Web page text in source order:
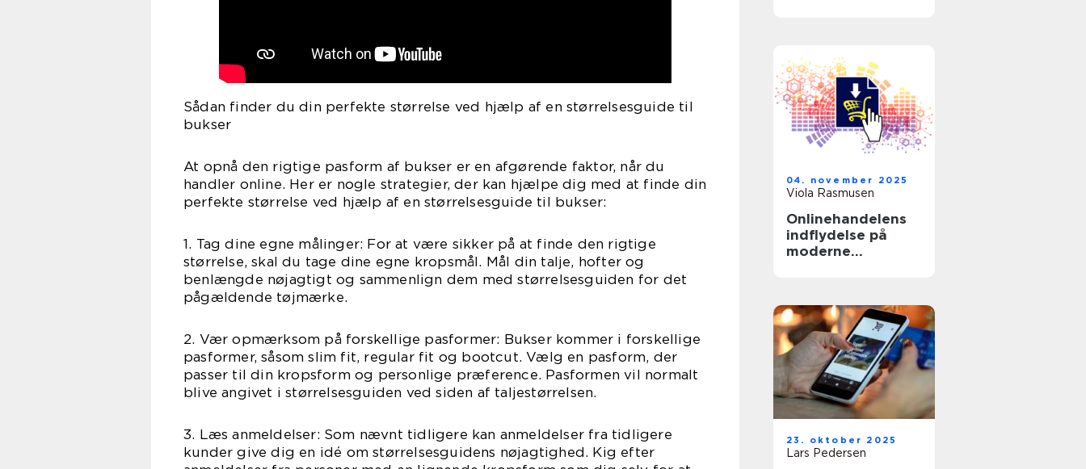
Sådan finder du din perfekte størrelse ved hjælp af en størrelsesguide til
bukser
At opnå den rigtige pasform af bukser er en afgørende faktor, når du
handler online. Her er nogle strategier, der kan hjælpe dig med at finde din
perfekte størrelse ved hjælp af en størrelsesguide til bukser:
1. Tag dine egne målinger: For at være sikker på at finde den rigtige
størrelse, skal du tage dine egne kropsmål. Mål din talje, hofter og
benlængde nøjagtigt og sammenlign dem med størrelsesguiden for det
pågældende tøjmærke.
2. Vær opmærksom på forskellige pasformer: Bukser kommer i forskellige
pasformer, såsom slim fit, regular fit og bootcut. Vælg en pasform, der
passer til din kropsform og personlige præference. Pasformen vil normalt
blive angivet i størrelsesguiden ved siden af taljestørrelsen.
3. Læs anmeldelser: Som nævnt tidligere kan anmeldelser fra tidligere
kunder give dig en idé om størrelsesguidens nøjagtighed. Kig efter
04. november 2025
Viola Rasmusen
Onlinehandelens
indflydelse på
moderne
23. oktober 2025
Lars Pedersen